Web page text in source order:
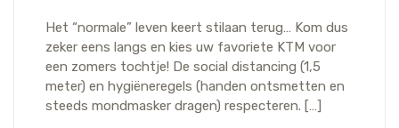
Het “normale” leven keert stilaan terug… Kom dus
zeker eens langs en kies uw favoriete KTM voor
een zomers tochtje! De social distancing (1,5
meter) en hygiëneregels (handen ontsmetten en
steeds mondmasker dragen) respecteren. […]